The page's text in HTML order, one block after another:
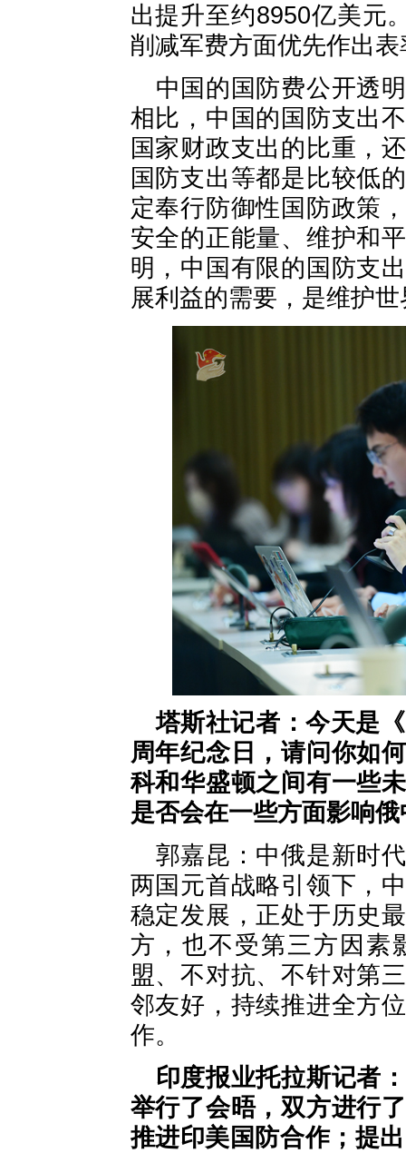
出提升至约8950亿美元
削减军费方面优先作出表
中国的国防费公开透
相比，中国的国防支出
国家财政支出的比重，
国防支出等都是比较低
定奉行防御性国防政策
安全的正能量、维护和
明，中国有限的国防支
展利益的需要，是维护
塔斯社记者：今天是
周年纪念日，请问你如
科和华盛顿之间有一些
是否会在一些方面影响
郭嘉昆：中俄是新时
两国元首战略引领下，
稳定发展，正处于历史
方，也不受第三方因素
盟、不对抗、不针对第
邻友好，持续推进全方
作。
印度报业托拉斯记者
举行了会晤，双方进行
推进印美国防合作；提